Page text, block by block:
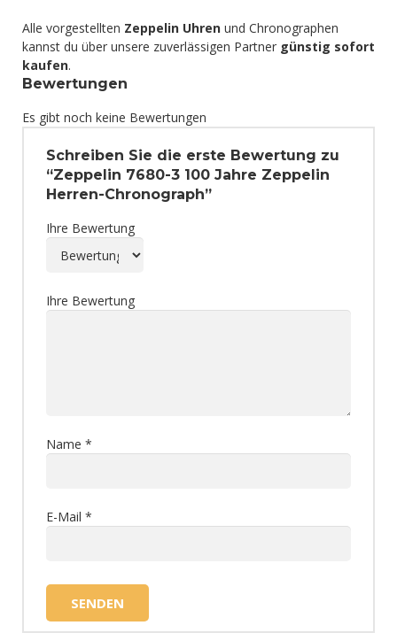
Alle vorgestellten Zeppelin Uhren und Chronographen
kannst du über unsere zuverlässigen Partner günstig sofort
kaufen.
Bewertungen
Es gibt noch keine Bewertungen
Schreiben Sie die erste Bewertung zu
“Zeppelin 7680-3 100 Jahre Zeppelin
Herren-Chronograph”
Ihre Bewertung
Ihre Bewertung
Name *
E-Mail *